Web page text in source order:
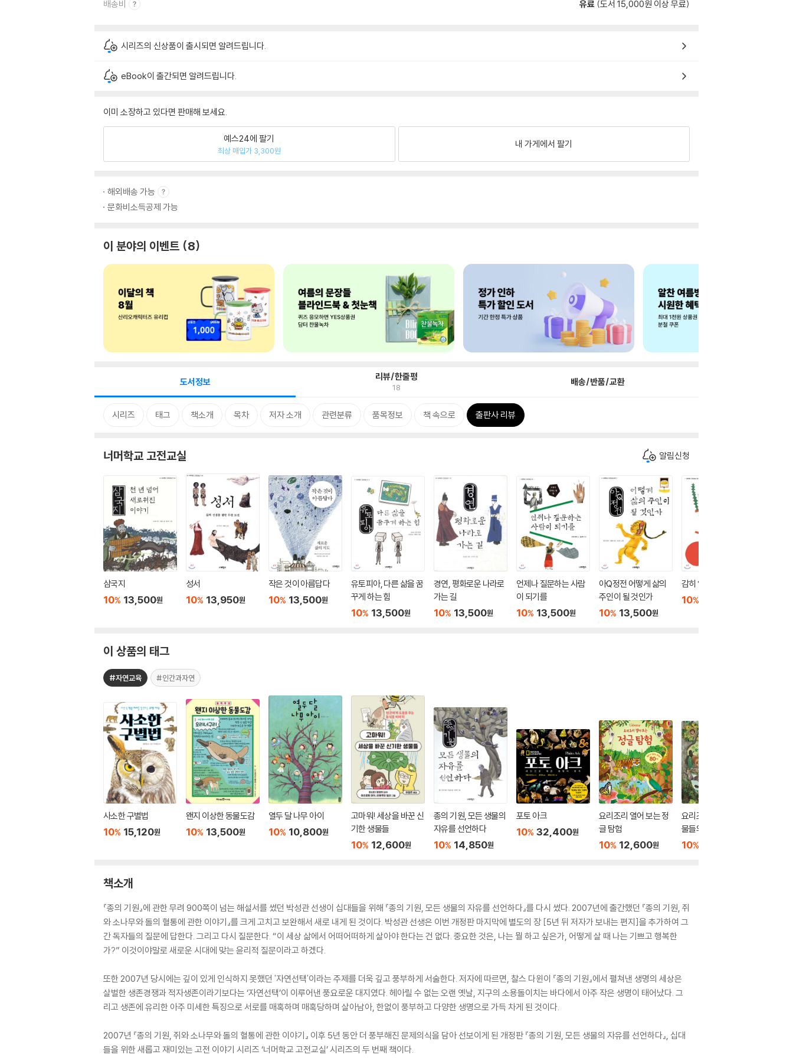
배송비 유료 (도서 15,000원 이상 무료)
시리즈의 신상품이 출시되면 알려드립니다.
eBook이 출간되면 알려드립니다.
이미 소장하고 있다면 판매해 보세요.
예스24에 팔기
최상 매입가 3,300원
내 가게에서 팔기
해외배송 가능
문화비소득공제 가능
이 분야의 이벤트 8
도서정보 리뷰/한줄평
18 배송/반품/교환
시리즈 태그 책소개 목차 저자 소개 관련분류 품목정보 책 속으로 출판사 리뷰
너머학교 고전교실 알림신청
삼국지
10% 13,500원
성서
10% 13,950원
작은 것이 아름답다
10% 13,500원
유토피아, 다른 삶을 꿈
꾸게 하는 힘
10% 13,500원
경연, 평화로운 나라로
가는 길
10% 13,500원
언제나 질문하는 사람
이 되기를
10% 13,500원
아Q정전 어떻게 삶의
주인이 될 것인가
10% 13,500원
감히 알려고 하라
10%
이 상품의 태그
#자연교육 #인간과자연
사소한 구별법
10% 15,120원
왠지 이상한 동물도감
10% 13,500원
열두 달 나무 아이
10% 10,800원
고마워! 세상을 바꾼 신
기한 생물들
10% 12,600원
종의 기원, 모든 생물의
자유를 선언하다
10% 14,850원
포토 아크
10% 32,400원
요리조리 열어 보는 정
글 탐험
10% 12,600원
요리조리 열어 보는 동
물들의 집
10%
책소개
『종의 기원』에 관한 무려 900쪽이 넘는 해설서를 썼던 박성관 선생이 십대들을 위해 『종의 기원, 모든 생물의 자유를 선언하다』를 다시 썼다. 2007년에 출간했던 『종의 기원, 쥐
와 소나무와 돌의 혈통에 관한 이야기』를 크게 고치고 보완해서 새로 내게 된 것이다. 박성관 선생은 이번 개정판 마지막에 별도의 장 [5년 뒤 저자가 보내는 편지]을 추가하여 그
간 독자들의 질문에 답한다. 그리고 다시 질문한다. “이 세상 삶에서 어떠어떠하게 살아야 한다는 건 없다. 중요한 것은, 나는 뭘 하고 싶은가, 어떻게 살 때 나는 기쁘고 행복한
가?” 이것이야말로 새로운 시대에 맞는 윤리적 질문이라고 하겠다.
또한 2007년 당시에는 깊이 있게 인식하지 못했던 '자연선택'이라는 주제를 더욱 깊고 풍부하게 서술한다. 저자에 따르면, 찰스 다윈이 『종의 기원』에서 펼쳐낸 생명의 세상은
살벌한 생존경쟁과 적자생존이라기보다는 ‘자연선택’이 이루어낸 풍요로운 대지였다. 헤아릴 수 없는 오랜 옛날, 지구의 소용돌이치는 바다에서 아주 작은 생명이 태어났다. 그
리고 생존에 유리한 아주 미세한 특징으로 서로를 매혹하며 매혹당하며 살아남아, 한없이 풍부하고 다양한 생명으로 가득 차게 된 것이다.
2007년 『종의 기원, 쥐와 소나무와 돌의 혈통에 관한 이야기』 이후 5년 동안 더 풍부해진 문제의식을 담아 선보이게 된 개정판 『종의 기원, 모든 생물의 자유를 선언하다』, 십대
들을 위한 새롭고 재미있는 고전 이야기 시리즈 ‘너머학교 고전교실’ 시리즈의 두 번째 책이다.